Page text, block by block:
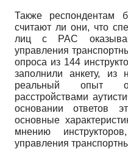
Также респондентам
считают ли они, что
лиц с РАС
управления
опроса из 144
заполнили анкету,
реальный опыт
расстройствами
основании ответов
основные
мнению
управления